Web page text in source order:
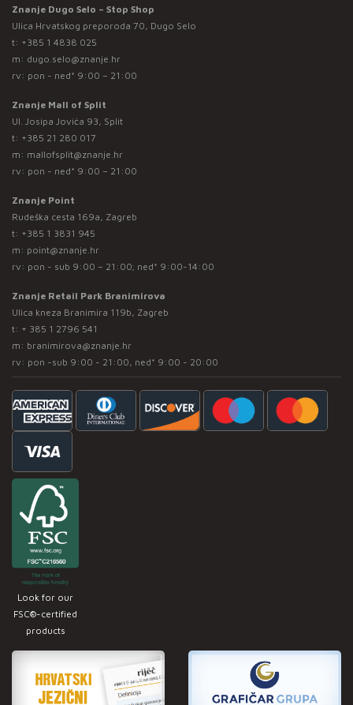
Znanje Dugo Selo – Stop Shop
Ulica Hrvatskog preporoda 70, Dugo Selo
t: +385 1 4838 025
m: dugo.selo@znanje.hr
rv: pon - ned* 9:00 – 21:00
Znanje Mall of Split
Ul. Josipa Jovića 93, Split
t: +385 21 280 017
m: mallofsplit@znanje.hr
rv: pon - ned* 9:00 – 21:00
Znanje Point
Rudeška cesta 169a, Zagreb
t: +385 1 3831 945
m: point@znanje.hr
rv: pon - sub 9:00 – 21:00; ned* 9:00-14:00
Znanje Retail Park Branimirova
Ulica kneza Branimira 119b, Zagreb
t: + 385 1 2796 541
m: branimirova@znanje.hr
rv: pon -sub 9:00 - 21:00, ned* 9:00 - 20:00
Look for our
FSC®-certified
products